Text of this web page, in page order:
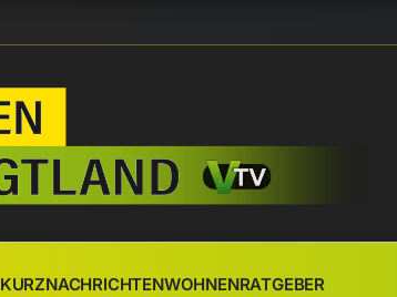
KURZNACHRICHTENWOHNENRATGEBER